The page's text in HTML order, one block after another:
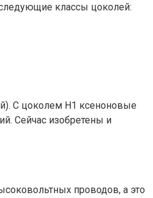
классы цоколей:
С цоколем Н1 ксеноновые
Сейчас изобретены и
проводов, а это